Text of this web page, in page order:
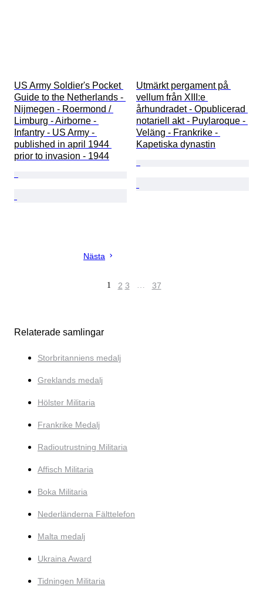
US Army Soldier's Pocket
Guide to the Netherlands -
Nijmegen - Roermond /
Limburg - Airborne -
Infantry - US Army -
published in april 1944
prior to invasion - 1944
Utmärkt pergament på
vellum från XIII:e
århundradet - Opublicerad
notariell akt - Puylaroque -
Veläng - Frankrike -
Kapetiska dynastin
Nästa
1 2 3 … 37
Relaterade samlingar
Storbritanniens medalj
Greklands medalj
Hölster Militaria
Frankrike Medalj
Radioutrustning Militaria
Affisch Militaria
Boka Militaria
Nederländerna Fälttelefon
Malta medalj
Ukraina Award
Tidningen Militaria